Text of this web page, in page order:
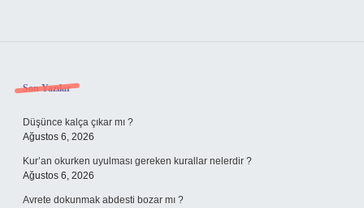
Sidebar
Son Yazılar
Düşünce kalça çıkar mı ?
Ağustos 6, 2026
Kur’an okurken uyulması gereken kurallar nelerdir ?
Ağustos 6, 2026
Avrete dokunmak abdesti bozar mı ?